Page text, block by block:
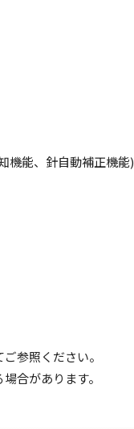
機能、針自動補正機能)
参照ください。
合があります。